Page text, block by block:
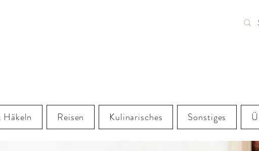
Reisen Kulinarisches Sonstiges